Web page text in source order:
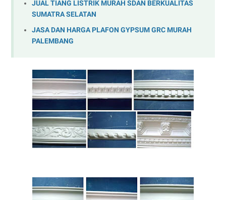
JUAL TIANG LISTRIK MURAH SDAN BERKUALITAS
SUMATRA SELATAN
JASA DAN HARGA PLAFON GYPSUM GRC MURAH
PALEMBANG